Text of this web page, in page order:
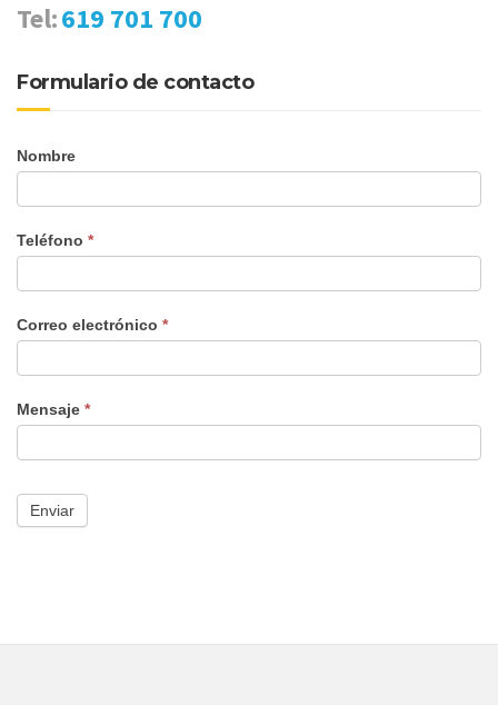
Tel:619 701 700
Formulario de contacto
Nombre
Teléfono *
Correo electrónico *
Mensaje *
Enviar